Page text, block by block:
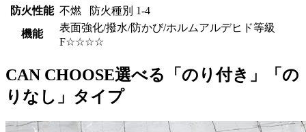
防火性能 不燃 防火種別 1-4
機能
表面強化/撥水/防かび/ホルムアルデヒド等級
F☆☆☆☆
CAN CHOOSE選べる「のり付き」「の
りなし」タイプ